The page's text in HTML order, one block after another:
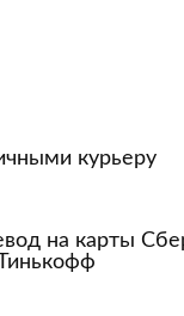
курьеру
на карты